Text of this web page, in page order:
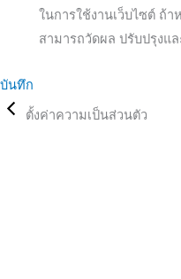
ในการใช้งานเว็บไซต์ ถ้
สามารถวัดผล ปรับปรุงแ
บันทึก
ตั้งค่าความเป็นส่วนตัว